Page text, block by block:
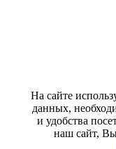
На сайте
данных,
и удобства
наш сайт, Вы